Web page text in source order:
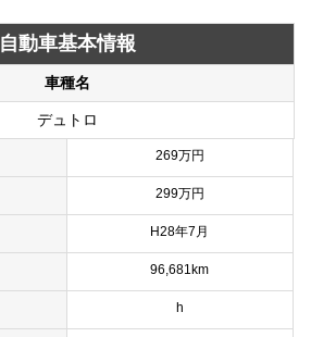
自動車基本情報
車種名
デュトロ
269万円
299万円
H28年7月
96,681km
h